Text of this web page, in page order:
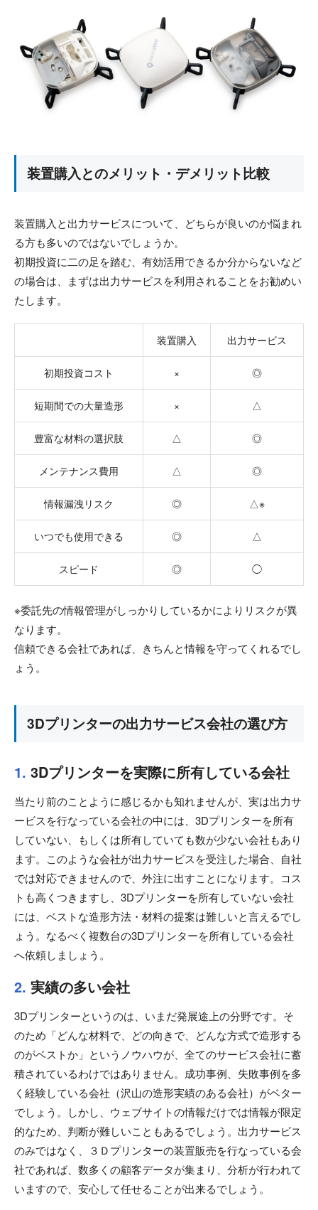
装置購入とのメリット・デメリット比較
装置購入と出力サービスについて、どちらが良いのか悩まれ
る方も多いのではないでしょうか。
初期投資に二の足を踏む、有効活用できるか分からないなど
の場合は、まずは出力サービスを利用されることをお勧めい
たします。
装置購入 出力サービス
初期投資コスト × ◎
短期間での大量造形 × △
豊富な材料の選択肢 △ ◎
メンテナンス費用 △ ◎
情報漏洩リスク ◎ △※
いつでも使用できる ◎ △
スピード ◎ ◯
※委託先の情報管理がしっかりしているかによりリスクが異
なります。
信頼できる会社であれば、きちんと情報を守ってくれるでし
ょう。
3Dプリンターの出力サービス会社の選び方
1. 3Dプリンターを実際に所有している会社
当たり前のことように感じるかも知れませんが、実は出力サ
ービスを行なっている会社の中には、3Dプリンターを所有
していない、もしくは所有していても数が少ない会社もあり
ます。このような会社が出力サービスを受注した場合、自社
では対応できませんので、外注に出すことになります。コス
トも高くつきますし、3Dプリンターを所有していない会社
には、ベストな造形方法・材料の提案は難しいと言えるでし
ょう。なるべく複数台の3Dプリンターを所有している会社
へ依頼しましょう。
2. 実績の多い会社
3Dプリンターというのは、いまだ発展途上の分野です。そ
のため「どんな材料で、どの向きで、どんな方式で造形する
のがベストか」というノウハウが、全てのサービス会社に蓄
積されているわけではありません。成功事例、失敗事例を多
く経験している会社（沢山の造形実績のある会社）がベター
でしょう。しかし、ウェブサイトの情報だけでは情報が限定
的なため、判断が難しいこともあるでしょう。出力サービス
のみではなく、３Ｄプリンターの装置販売を行なっている会
社であれば、数多くの顧客データが集まり、分析が行われて
いますので、安心して任せることが出来るでしょう。